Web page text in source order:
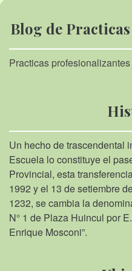
Blog de
Practicas profesionalizantes
Un hecho de trascendental
Escuela lo constituye el
Provincial, esta
1992 y el 13 de setiembre
1232, se cambia la
N° 1 de Plaza Huincul por
Enrique Mosconi”.